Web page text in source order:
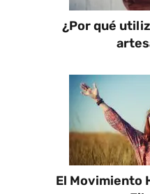
¿Por qué
El Movimiento